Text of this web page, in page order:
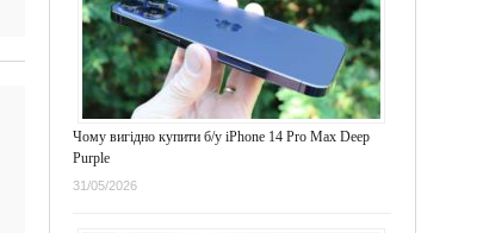
Чому вигідно купити б/у iPhone 14 Pro Max Deep
Purple
31/05/2026